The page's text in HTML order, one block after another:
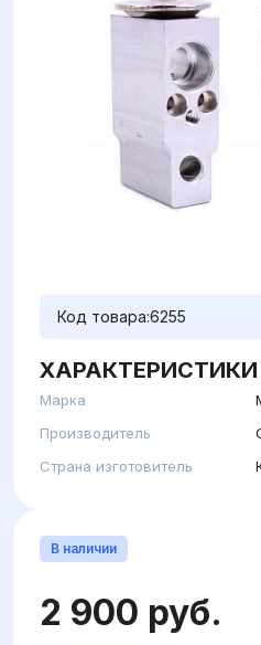
Код товара:6255
ХАРАКТЕРИСТИКИ
Марка
Производитель
Страна изготовитель
В наличии
2 900 руб.